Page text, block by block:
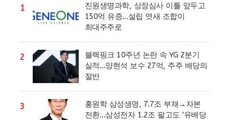
1
진원생명과학, 상장심사 이틀 앞두고
150억 유증…설립 엿새 조합이
최대주주로
2
블랙핑크 10주년 논란 속 YG 2분기
실적…양현석 보수 27억, 주주 배당의
절반
3
홍원학 삼성생명, 7.7조 부채→자본
전환…삼성전자 1.2조 팔고도 ‘유배당